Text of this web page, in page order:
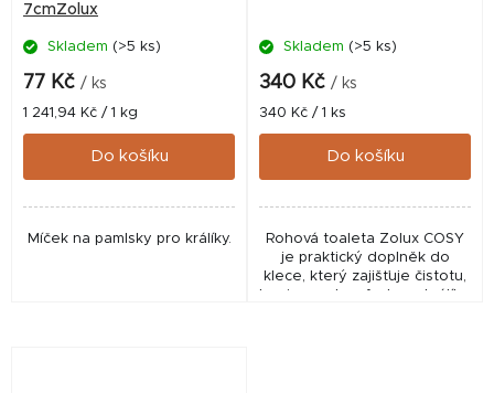
7cmZolux
Skladem (>5 ks)
77 Kč / ks
Měrná
cena:
1 241,94 Kč / 1 kg
Do košíku
Míček na pamlsky pro králíky.
Skladem (>5 ks)
340 Kč / ks
Měrná
cena:
340 Kč / 1 ks
Do košíku
Rohová toaleta Zolux COSY
je praktický doplněk do
klece, který zajišťuje čistotu,
hygienu a komfort pro králíky.